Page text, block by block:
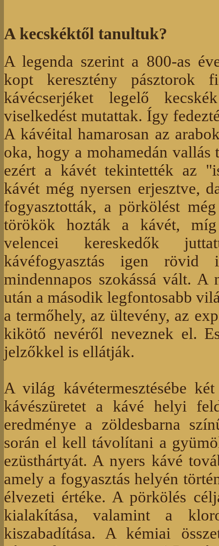
A kecskéktől tanultuk?
A legenda szerint a 800-as
kopt keresztény
kávécserjéket legelő
viselkedést mutattak. Így
A kávéital hamarosan az
oka, hogy a mohamedán
ezért a kávét tekintették az
kávét még nyersen erjesztve,
fogyasztották, a pörkölést
törökök hozták a kávét,
velencei kereskedők
kávéfogyasztás igen
mindennapos szokássá vált.
után a második legfontosabb
a termőhely, az ültevény, az
kikötő nevéről neveznek el.
jelzőkkel is ellátják.
A világ kávétermesztésébe
kávészüretet a kávé helyi
eredménye a zöldesbarna
során el kell távolítani a
ezüsthártyát. A nyers kávé
amely a fogyasztás helyén
élvezeti értéke. A pörkölés
kialakítása, valamint a
kiszabadítása. A kémiai